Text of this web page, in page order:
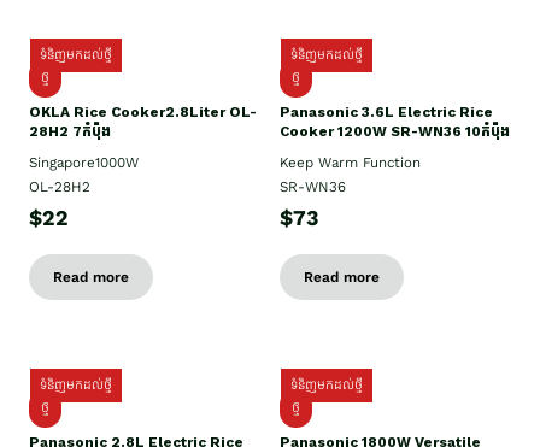
ទំនិញមកដល់ថ្មី
ថ្មិ
OKLA Rice Cooker2.8Liter OL-
28H2 7កំប៉ុង
Singapore1000W
OL-28H2
$22
Read more
ទំនិញមកដល់ថ្មី
ថ្មី
Panasonic 3.6L Electric Rice
Cooker 1200W SR-WN36 10កំប៉ុង
Keep Warm Function
SR-WN36
$73
Read more
ទំនិញមកដល់ថ្មី
ថ្មី
Panasonic 2.8L Electric Rice
ទំនិញមកដល់ថ្មី
ថ្មី
Panasonic 1800W Versatile